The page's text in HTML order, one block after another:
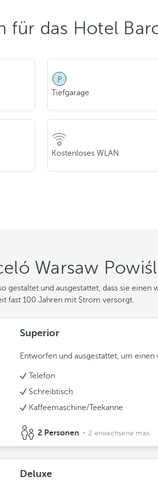
für das Hotel
Tiefgarage
Kostenloses WLAN
Warsaw
gestaltet und ausgestattet, dass sie
fast 100 Jahren mit Strom versorgt.
Superior
Entworfen und ausgestattet, um
Telefon
Schreibtisch
Kaffeemaschine/Teekanne
2 Personen 2 erwachsene max.
Deluxe